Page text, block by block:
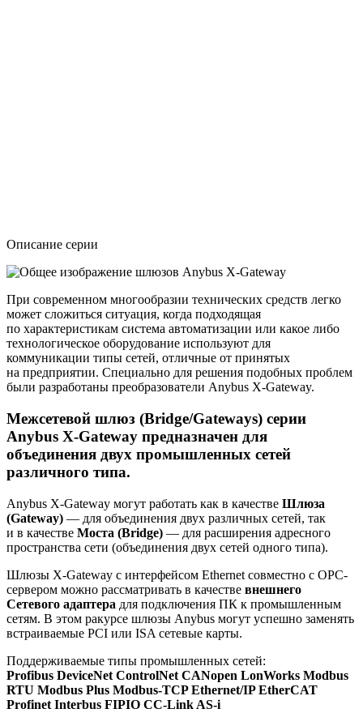
Описание серии
При современном многообразии технических средств легко
может сложиться ситуация, когда подходящая
по характеристикам система автоматизации или какое либо
технологическое оборудование используют для
коммуникации типы сетей, отличные от принятых
на предприятии. Специально для решения подобных проблем
были разработаны преобразователи Anybus X-Gateway.
Межсетевой шлюз (Bridge/Gateways) серии
Anybus X-Gateway предназначен для
объединения двух промышленных сетей
различного типа.
Anybus X-Gateway могут работать как в качестве Шлюза
(Gateway) — для объединения двух различных сетей, так
и в качестве Моста (Bridge) — для расширения адресного
пространства сети (объединения двух сетей одного типа).
Шлюзы X-Gateway с интерфейсом Ethernet совместно с ОРС-
сервером можно рассматривать в качестве внешнего
Cетевого адаптера для подключения ПК к промышленным
сетям. В этом ракурсе шлюзы Anybus могут успешно заменять
встраиваемые PCI или ISA сетевые карты.
Поддерживаемые типы промышленных сетей:
Profibus DeviceNet ControlNet CANopen LonWorks Modbus
RTU Modbus Plus Modbus-TCP Ethernet/IP EtherCAT
Profinet Interbus FIPIO CC-Link AS-i